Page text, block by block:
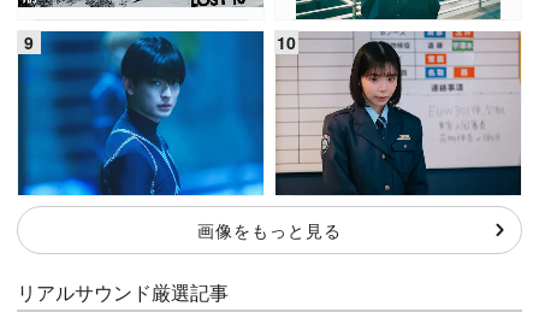
画像をもっと見る
リアルサウンド厳選記事